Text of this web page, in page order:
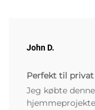
John D.
Perfekt til
Jeg købte